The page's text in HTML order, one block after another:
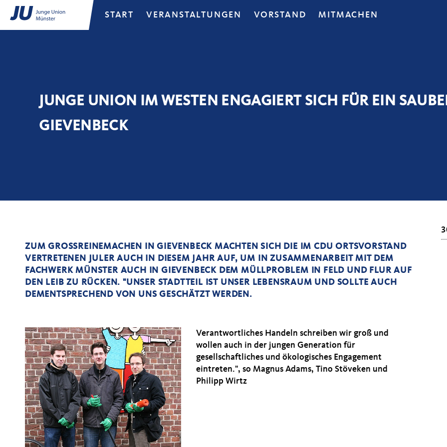
START VERANSTALTUNGEN VORSTAND MITMACHEN
JUNGE UNION IM WESTEN ENGAGIERT SICH FÜR EIN
GIEVENBECK
ZUM GROSSREINEMACHEN IN GIEVENBECK MACHTEN SICH DIE IM CDU ORTSVORSTAND V
ERTRETENEN JULER AUCH IN DIESEM JAHR AUF, UM IN ZUSAMMENARBEIT MIT DEM F
ACHWERK MÜNSTER AUCH IN GIEVENBECK DEM MÜLLPROBLEM IN FELD UND FLUR AUF D
EN LEIB ZU RÜCKEN. "UNSER STADTTEIL IST UNSER LEBENSRAUM UND SOLLTE AUCH D
EMENTSPRECHEND VON UNS GESCHÄTZT WERDEN.
Verantwortliches Handeln schreiben wir groß und
wollen auch in der jungen Generation für
gesellschaftliches und ökologisches Engagement
eintreten.", so Magnus Adams, Tino Stöveken und
Philipp Wirtz